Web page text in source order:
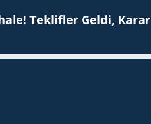
Teklifler Geldi, Karar